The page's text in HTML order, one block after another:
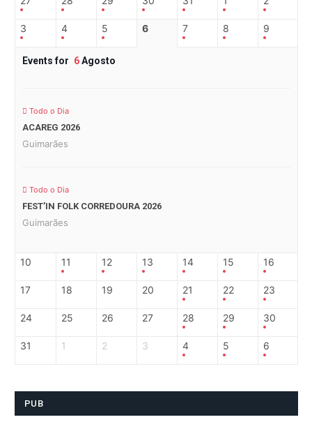
3 4 5 6 7 8 9
Events for 6Agosto
Todo o Dia
ACAREG 2026
Guimarães
Todo o Dia
FEST’IN FOLK CORREDOURA 2026
Guimarães
10 11 12 13 14 15 16
17 18 19 20 21 22 23
24 25 26 27 28 29 30
31 1 2 3 4 5 6
PUB